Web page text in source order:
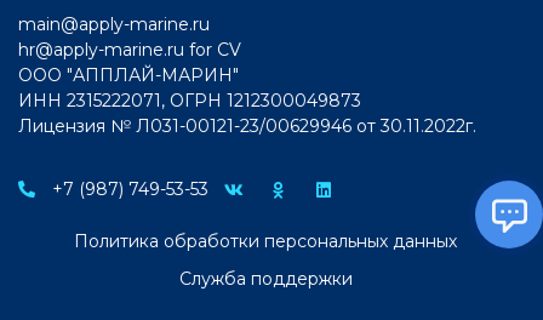
main@apply-marine.ru
hr@apply-marine.ru for CV
ООО "АППЛАЙ-МАРИН"
ИНН 2315222071, ОГРН 1212300049873
Лицензия № Л031-00121-23/00629946 от 30.11.2022г.
+7 (987) 749-53-53
Политика обработки персональных данных
Служба поддержки